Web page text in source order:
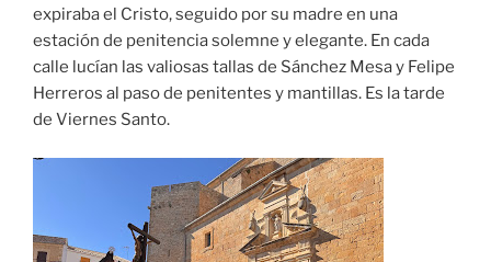
expiraba el Cristo, seguido por su madre en una
estación de penitencia solemne y elegante. En cada
calle lucían las valiosas tallas de Sánchez Mesa y Felipe
Herreros al paso de penitentes y mantillas. Es la tarde
de Viernes Santo.